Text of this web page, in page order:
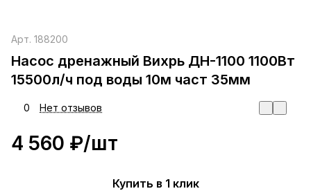
Арт. 188200
Насос дренажный Вихрь ДН-1100 1100Вт
15500л/ч под воды 10м част 35мм
0 Нет отзывов
4 560 ₽/шт
Купить в 1 клик